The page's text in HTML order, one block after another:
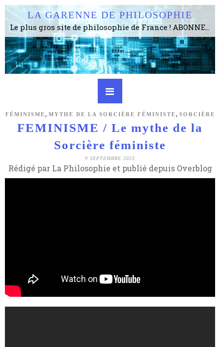
LA GARENNE DE PHILOSOPHIE
Le plus gros site de philosophie de France ! ABONNEZ-VOUS ! 4115 Articles, 1634 abonné·e·s, depuis 2006 . . . . . . . . 2 852 214 pages vues jusqu'à présent. Prestance et être apte à un plus grand nombre de choses.
FÉMINISME , MYTHE DE LA SORCIÈRE FÉMINISTE , SORCIÈRE
FEMINISME / Le mythe de la
Sorcière féministe
9 SEPTEMBRE 2025
Rédigé par La Philosophie et publié depuis Overblog